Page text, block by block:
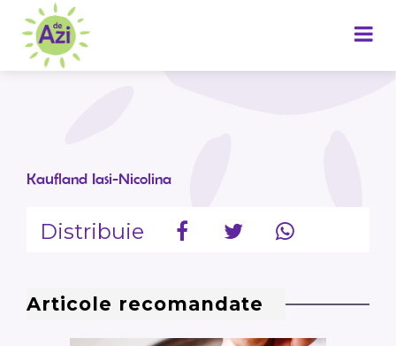
Kaufland Iasi-Nicolina
Distribuie
Articole recomandate